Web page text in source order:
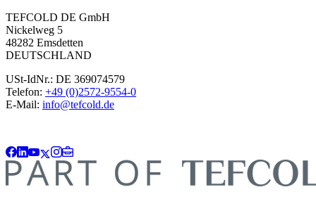
TEFCOLD DE GmbH
Nickelweg 5
48282 Emsdetten
DEUTSCHLAND
USt-IdNr.: DE 369074579
Telefon: +49 (0)2572-9554-0
E-Mail: info@tefcold.de